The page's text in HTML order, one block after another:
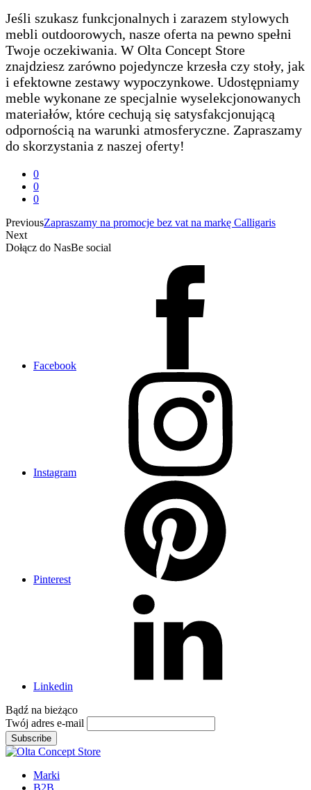
Jeśli szukasz funkcjonalnych i zarazem stylowych
mebli outdoorowych, nasze oferta na pewno spełni
Twoje oczekiwania. W Olta Concept Store
znajdziesz zarówno pojedyncze krzesła czy stoły, jak
i efektowne zestawy wypoczynkowe. Udostępniamy
meble wykonane ze specjalnie wyselekcjonowanych
materiałów, które cechują się satysfakcjonującą
odpornością na warunki atmosferyczne. Zapraszamy
do skorzystania z naszej oferty!
0
0
0
PreviousZapraszamy na promocje bez vat na markę Calligaris
Next
Dołącz do NasBe social
Facebook
Instagram
Pinterest
Linkedin
Bądź na bieżąco
Twój adres e-mail
Subscribe
Marki
B2B